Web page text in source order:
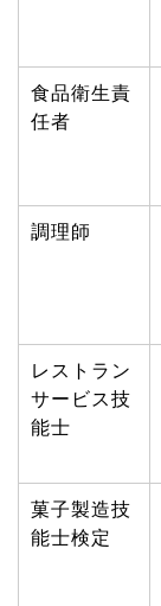
食品衛生責
任者
調理師
レストラン
サービス技
能士
菓子製造技
能士検定